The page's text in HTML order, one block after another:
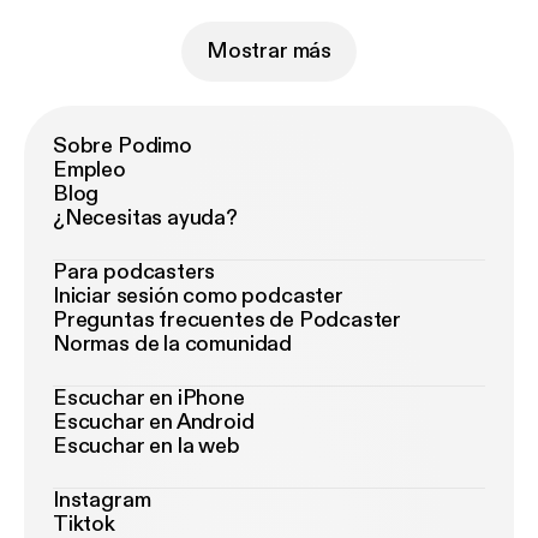
Mostrar más
Sobre Podimo
Empleo
Blog
¿Necesitas ayuda?
Para podcasters
Iniciar sesión como podcaster
Preguntas frecuentes de Podcaster
Normas de la comunidad
Escuchar en iPhone
Escuchar en Android
Escuchar en la web
Instagram
Tiktok